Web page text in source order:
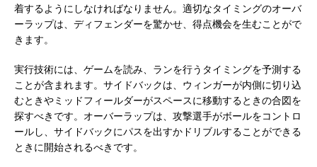
着するようにしなければなりません。適切なタイミングのオーバ
ーラップは、ディフェンダーを驚かせ、得点機会を生むことがで
きます。
実行技術には、ゲームを読み、ランを行うタイミングを予測する
ことが含まれます。サイドバックは、ウィンガーが内側に切り込
むときやミッドフィールダーがスペースに移動するときの合図を
探すべきです。オーバーラップは、攻撃選手がボールをコントロ
ールし、サイドバックにパスを出すかドリブルすることができる
ときに開始されるべきです。